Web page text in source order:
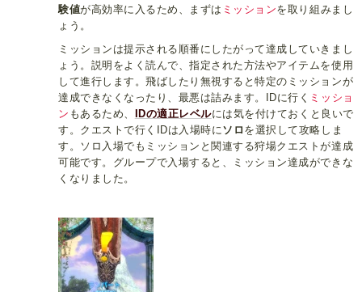
験値が高効率に入るため、まずは ミッションを取り組みまし
ょう。
ミッションは提示される順番にしたがって達成していきまし
ょう。説明をよく読んで、指定された方法やアイテムを使用
して進行します。飛ばしたり無視すると特定のミッションが
達成できなくなったり、最悪は詰みます。IDに行く ミッショ
ン もあるため、 IDの適正レベルには気を付けておくと良いで
す。クエストで行くIDは入場時に ソロ を選択して攻略しま
す。ソロ入場でもミッションと関連する狩場クエストが達成
可能です。グループで入場すると、ミッション達成ができな
くなりました。